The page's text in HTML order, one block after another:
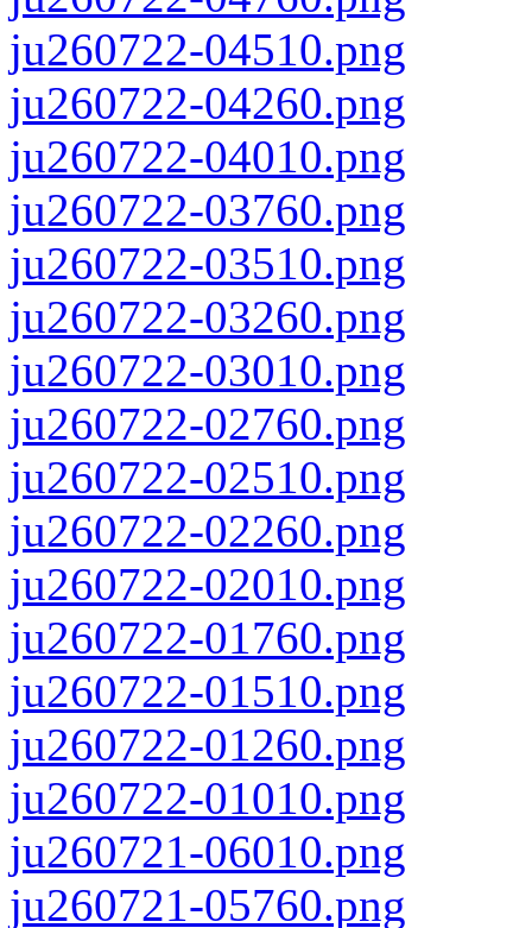
ju260722-04510.png
ju260722-04260.png
ju260722-04010.png
ju260722-03760.png
ju260722-03510.png
ju260722-03260.png
ju260722-03010.png
ju260722-02760.png
ju260722-02510.png
ju260722-02260.png
ju260722-02010.png
ju260722-01760.png
ju260722-01510.png
ju260722-01260.png
ju260722-01010.png
ju260721-06010.png
ju260721-05760.png